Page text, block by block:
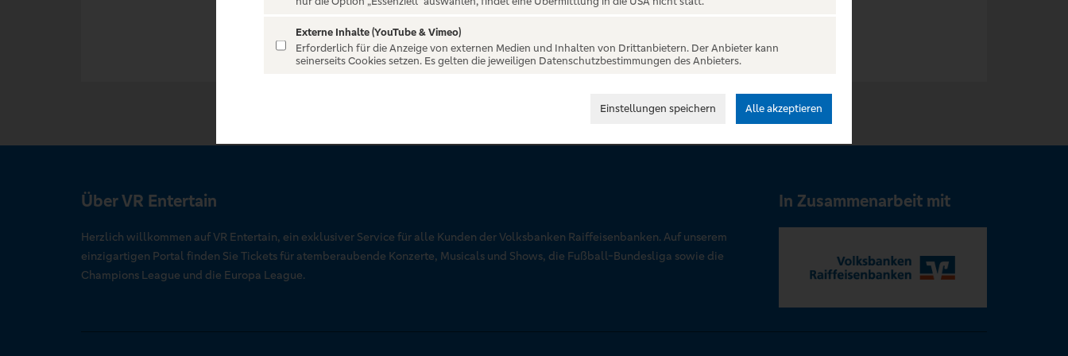
Über VR Entertain
Herzlich willkommen auf VR Entertain, ein exklusiver Service für alle Kunden der Volksbanken Raiffeisenbanken. Auf unserem
einzigartigen Portal finden Sie Tickets für atemberaubende Konzerte, Musicals und Shows, die Fußball-Bundesliga sowie die
Champions League und die Europa League.
In Zusammenarbeit mit
Externe Inhalte (YouTube & Vimeo)
Erforderlich für die Anzeige von externen Medien und Inhalten von Drittanbietern. Der Anbieter kann
seinerseits Cookies setzen. Es gelten die jeweiligen Datenschutzbestimmungen des Anbieters.
Einstellungen speichern Alle akzeptieren